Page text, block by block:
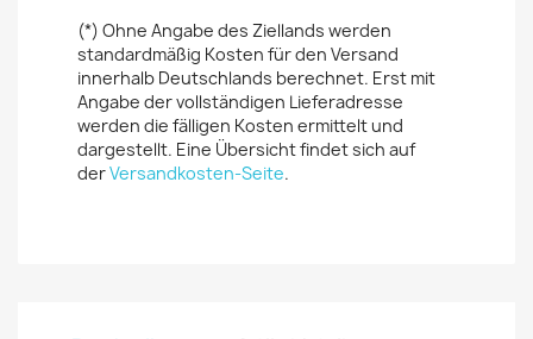
(*) Ohne Angabe des Ziellands werden
standardmäßig Kosten für den Versand
innerhalb Deutschlands berechnet. Erst mit
Angabe der vollständigen Lieferadresse
werden die fälligen Kosten ermittelt und
dargestellt. Eine Übersicht findet sich auf
derVersandkosten-Seite.